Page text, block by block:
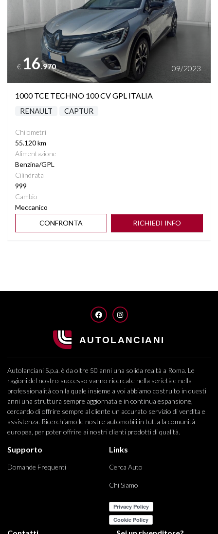
€ 16.970 09/2023
1000 TCE TECHNO 100 CV GPL ITALIA
RENAULT CAPTUR
Chilometri
55.120 km
Alimentazione
Benzina/GPL
Cilindrata
999
Cambio
Meccanico
CONFRONTA
RICHIEDI INFO
FACEBOOKINSTAGRAM
Autolanciani S.p.a. è da oltre 50 anni una solida realtà a Roma. Le
ragioni del nostro successo vanno ricercate nella serietà e nella
professionalità con la quale insieme a voi abbiamo costruito in questi
anni una struttura sempre aggiornata e in continua espansione,
cercando di offrire sempre al cliente un accurato servizio di vendita e
assistenza. Ricerchiamo le nostre automobili in tutta la comunità
europea, per poter offrire ai nostri clienti prodotti di qualità.
Supporto
Domande Frequenti
Links
Cerca Auto
Chi Siamo